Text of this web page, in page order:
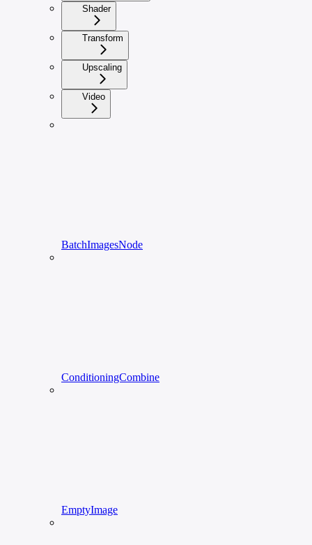
Shader
Transform
Upscaling
Video
BatchImagesNode
ConditioningCombine
EmptyImage